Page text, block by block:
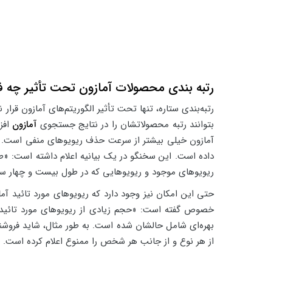
رتبه بندی محصولات آمازون تحت تأثیر چه
رتبه‌بندی ستاره، تنها تحت تأثیر الگوریتم‌های آمازون
بتوانند رتبه محصولاتشان را در نتایج جستجوی آمازون
آمازون خیلی بیشتر از سرعت حذف ریویوهای منفی است.
ریویوهای موجود و ریویوهایی که در طول بیست و چهار
حتی این امکان نیز وجود دارد که ریویوهای مورد تائید
خصوص گفته است: «حجم زیادی از ریویوهای مورد
بهره‌ای شامل حالشان شده است. به طور مثال، شاید
از هر نوع و از جانب هر شخص را ممنوع اعلام کرده است.